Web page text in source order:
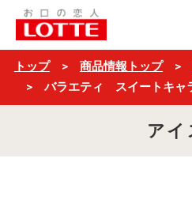
バ
ラ
エ
ィ
イ
トップ 商品情報トップ
バラエティ スイートキャ
アイ